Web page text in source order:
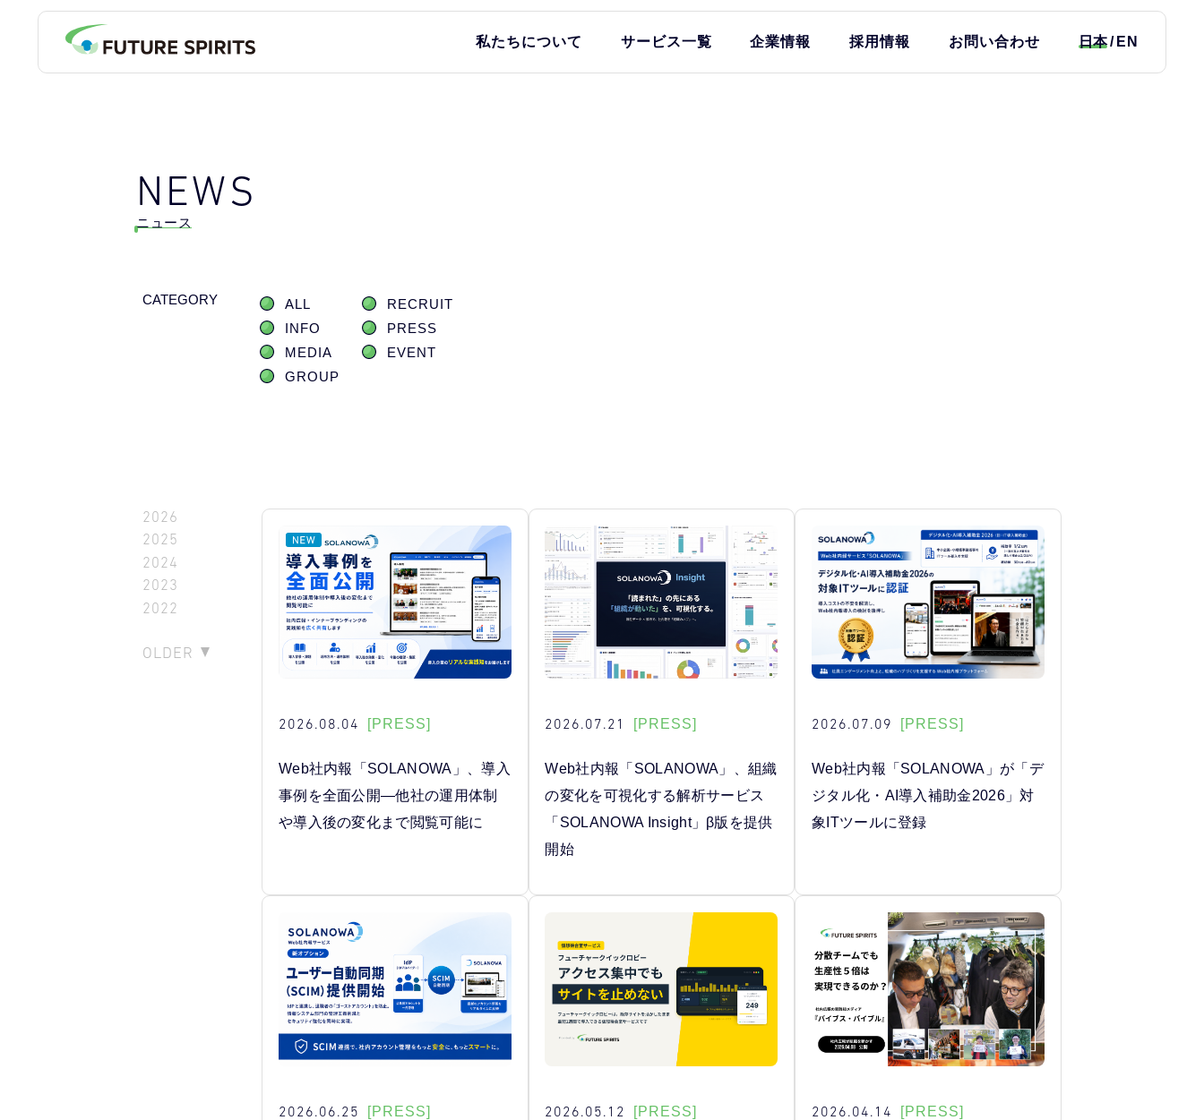
私たちについて サービス一覧 企業情報 採用情報 お問い合わせ 日本 EN
NEWS
ニュース
CATEGORY ALL
RECRUIT
INFO
PRESS
MEDIA
EVENT
GROUP
2026
2025
2024
2023
2022
OLDER
2026.08.04 [PRESS]
Web社内報「SOLANOWA」、導入
事例を全面公開―他社の運用体制
や導入後の変化まで閲覧可能に
2026.07.21 [PRESS]
Web社内報「SOLANOWA」、組織
の変化を可視化する解析サービス
「SOLANOWA Insight」β版を提供
開始
2026.07.09 [PRESS]
Web社内報「SOLANOWA」が「デ
ジタル化・AI導入補助金2026」対
象ITツールに登録
2026.06.25 [PRESS] 2026.05.12 [PRESS] 2026.04.14 [PRESS]